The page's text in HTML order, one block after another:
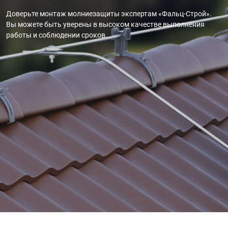
Доверьте монтаж молниезащиты экспертам «Фальц-Строй».
Вы можете быть уверены в высоком качестве выполнения
работы и соблюдении сроков.